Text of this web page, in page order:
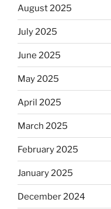
August 2025
July 2025
June 2025
May 2025
April 2025
March 2025
February 2025
January 2025
December 2024